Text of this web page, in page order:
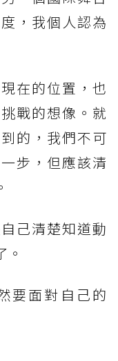
，我個人認為
在的位置，也
戰的想像。就
的，我們不可
步，但應該清
己清楚知道動
要面對自己的